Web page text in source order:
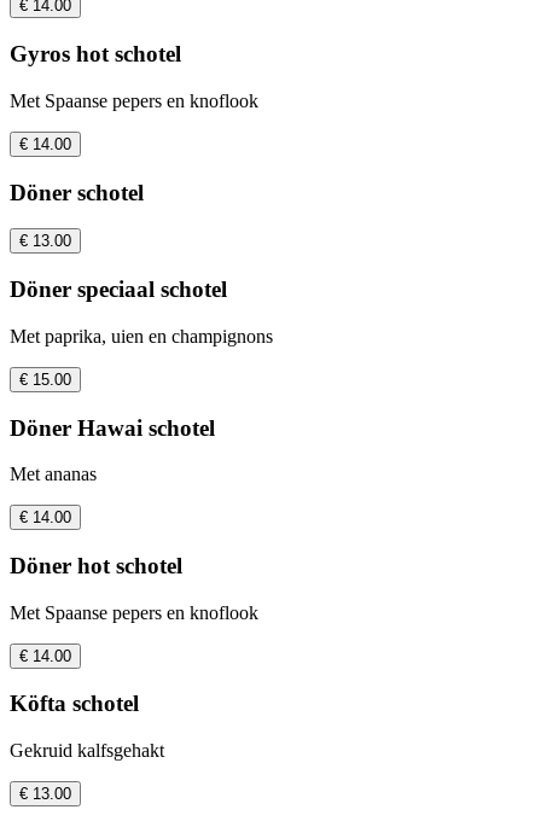
€ 14.00
Gyros hot schotel
Met Spaanse pepers en knoflook
€ 14.00
Döner schotel
€ 13.00
Döner speciaal schotel
Met paprika, uien en champignons
€ 15.00
Döner Hawai schotel
Met ananas
€ 14.00
Döner hot schotel
Met Spaanse pepers en knoflook
€ 14.00
Köfta schotel
Gekruid kalfsgehakt
€ 13.00